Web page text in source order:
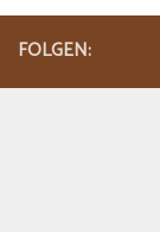
FOLGEN: